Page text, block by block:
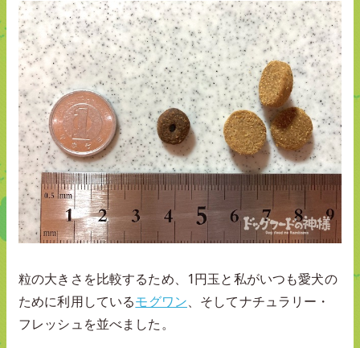
粒の大きさを比較するため、1円玉と私がいつも愛犬の
ために利用しているモグワン、そしてナチュラリー・
フレッシュを並べました。